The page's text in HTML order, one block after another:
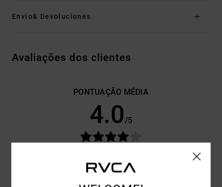
Envio& Devoluciones
Avaliações dos clientes
PONTUAÇÃO MÉDIA
4.0/5
50% DOS NOSSOS CLIENTES RECOMENDAM ESTE